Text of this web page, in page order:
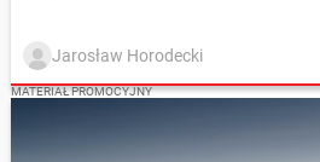
Jarosław Horodecki
MATERIAŁ PROMOCYJNY